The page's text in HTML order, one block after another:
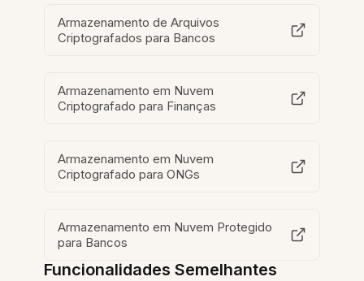
Armazenamento de Arquivos
Criptografados para Bancos
Armazenamento em Nuvem
Criptografado para Finanças
Armazenamento em Nuvem
Criptografado para ONGs
Armazenamento em Nuvem Protegido
para Bancos
Funcionalidades Semelhantes